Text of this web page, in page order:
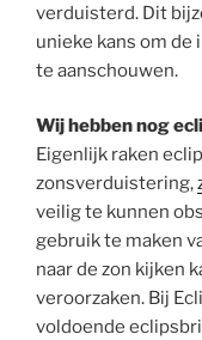
verduisterd. Dit
unieke kans om de
te aanschouwen.​
Wij hebben nog
Eigenlijk raken
zonsverduistering,
veilig te kunnen
gebruik te maken
naar de zon kijken
veroorzaken. Bij
voldoende